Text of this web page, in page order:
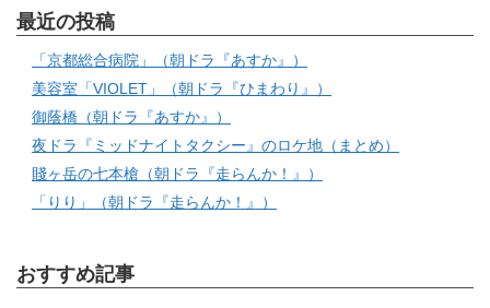
最近の投稿
「京都総合病院」（朝ドラ『あすか』）
美容室「VIOLET」（朝ドラ『ひまわり』）
御蔭橋（朝ドラ『あすか』）
夜ドラ『ミッドナイトタクシー』のロケ地（まとめ）
賤ヶ岳の七本槍（朝ドラ『走らんか！』）
「りり」（朝ドラ『走らんか！』）
おすすめ記事